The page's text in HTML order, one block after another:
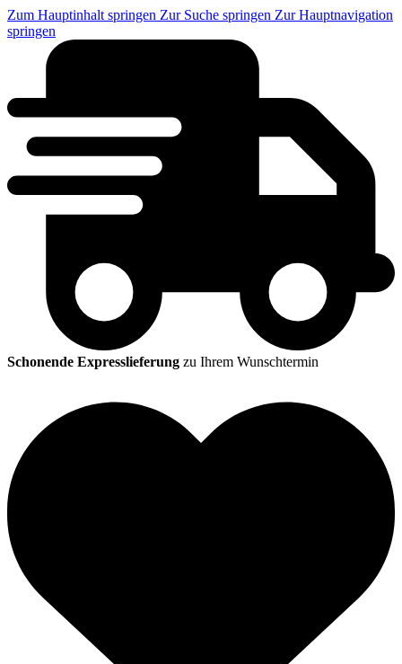
Zum Hauptinhalt springen Zur Suche springen Zur Hauptnavigation
springen
Schonende Expresslieferung zu Ihrem Wunschtermin